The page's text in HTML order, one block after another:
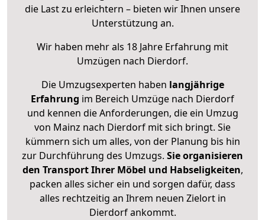
die Last zu erleichtern – bieten wir Ihnen unsere
Unterstützung an.
Wir haben mehr als 18 Jahre Erfahrung mit
Umzügen nach Dierdorf.
Die Umzugsexperten haben langjährige
Erfahrung im Bereich Umzüge nach Dierdorf
und kennen die Anforderungen, die ein Umzug
von Mainz nach Dierdorf mit sich bringt. Sie
kümmern sich um alles, von der Planung bis hin
zur Durchführung des Umzugs. Sie organisieren
den Transport Ihrer Möbel und Habseligkeiten,
packen alles sicher ein und sorgen dafür, dass
alles rechtzeitig an Ihrem neuen Zielort in
Dierdorf ankommt.